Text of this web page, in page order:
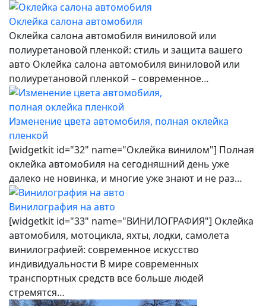
Оклейка салона автомобиля
Оклейка салона автомобиля виниловой или
полиуретановой пленкой: стиль и защита вашего
авто Оклейка салона автомобиля виниловой или
полиуретановой пленкой – современное…
Изменение цвета автомобиля, полная оклейка
пленкой
[widgetkit id="32" name="Оклейка винилом"] Полная
оклейка автомобиля на сегодняшний день уже
далеко не новинка, и многие уже знают и не раз…
Винилография на авто
[widgetkit id="33" name="ВИНИЛОГРАФИЯ"] Оклейка
автомобиля, мотоцикла, яхты, лодки, самолета
винилографией: современное искусство
индивидуальности В мире современных
транспортных средств все больше людей
стремятся…